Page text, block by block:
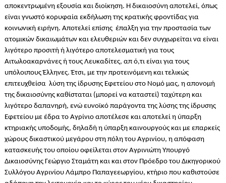
αποκεντρωμένη εξουσία και διοίκηση. Η δικαιοσύνη αποτελεί, όπως
είναι γνωστό κορυφαία εκδήλωση της κρατικής φροντίδας για
κοινωνική ειρήνη. Αποτελεί επίσης έπαλξη για την προστασία των
ατομικών δικαιωμάτων και ελευθεριών και δεν συγχωρείται να είναι
λιγότερο προσιτή ή λιγότερο αποτελεσματική για τους
Αιτωλοακαρνάνες ή τους Λευκαδίτες, απ ό,τι είναι για τους
υπόλοιπους Έλληνες. Έτσι, με την προτεινόμενη και τελικώς
επιτευχθείσα λύση της ίδρυσης Εφετείου στο Νομό μας, η απονομή
της δικαιοσύνης καθίσταται (μπορεί να καταστεί) ταχύτερη και
λιγότερο δαπανηρή, ενώ ευνοϊκό παράγοντα της λύσης της ίδρυσης
Εφετείου με έδρα το Αγρίνιο αποτέλεσε και αποτελεί η ύπαρξη
κτηριακής υποδομής, δηλαδή η ύπαρξη καινουργούς και με επαρκείς
χώρους δικαστικού μεγάρου στη πόλη του Αγρινίου, η απόφαση
κατασκευής του οποίου οφείλεται στον Αγρινιώτη Υπουργό
Δικαιοσύνης Γεώργιο Σταμάτη και και στον Πρόεδρο του Δικηγορικού
Συλλόγου Αγρινίου Λάμπρο Παπαγεεωργίου, κτήριο που καθιστούσε